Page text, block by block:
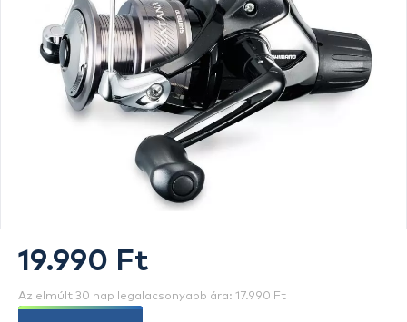
19.990 Ft
Az elmúlt 30 nap legalacsonyabb ára: 17.990 Ft